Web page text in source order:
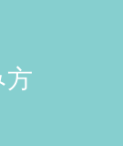
方